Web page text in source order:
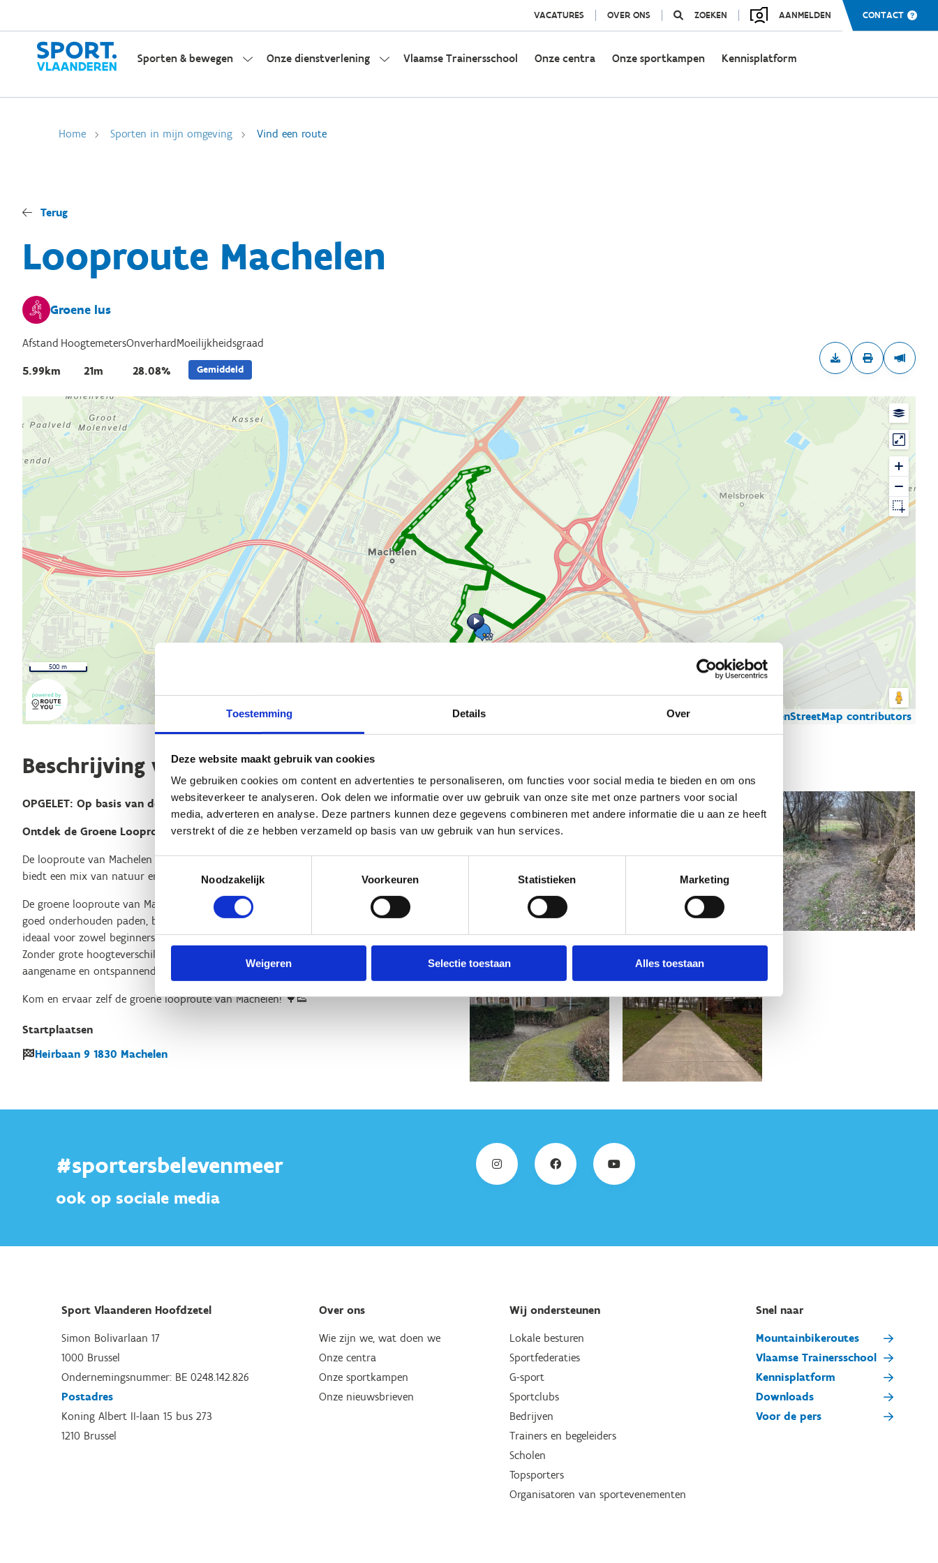
Toestemming Details Over
Deze website maakt gebruik van cookies
We gebruiken cookies om content en advertenties te personaliseren, om functies voor social media te bieden en om ons
websiteverkeer te analyseren. Ook delen we informatie over uw gebruik van onze site met onze partners voor social
media, adverteren en analyse. Deze partners kunnen deze gegevens combineren met andere informatie die u aan ze heeft
verstrekt of die ze hebben verzameld op basis van uw gebruik van hun services.
Noodzakelijk
Voorkeuren Statistieken Marketing
Weigeren Selectie toestaan Alles toestaan
VACATURES OVER ONS ZOEKEN AANMELDEN CONTACT
Sporten & bewegen Onze dienstverlening Vlaamse Trainersschool Onze centra Onze sportkampen Kennisplatform
Home Sporten in mijn omgeving Vind een route
Terug
Looproute Machelen
Groene lus
Afstand
5.99km
Hoogtemeters
21m
Onverhard
28.08%
Moeilijkheidsgraad
Gemiddeld
© Thunderforest © OpenStreetMap contributors
500 m
Beschrijving van de route
OPGELET: Op basis van de signalisatie kan je deze lus momenteel niet lopen.
Ontdek de Groene Looproute van Machelen!
De looproute van Machelen biedt een route voor zowel hardlopers als wandelaars. Deze route
biedt een mix van natuur en stedelijke omgeving.
De groene looproute van Machelen staat bekend om zijn gemakkelijke toegankelijkheid
goed onderhouden paden, bestaande uit zowel verharde als onverharde stukken, maken het
ideaal voor zowel beginners als ervaren lopers.
Zonder grote hoogteverschillen is deze route geschikt voor iedereen die op zoek is naar een
aangename en ontspannende loopervaring.
Kom en ervaar zelf de groene looproute van Machelen! 🌳👟
Startplaatsen
Heirbaan 9 1830 Machelen
#sportersbelevenmeer
ook op sociale media
Sport Vlaanderen Hoofdzetel
Simon Bolivarlaan 17
1000 Brussel
Ondernemingsnummer: BE 0248.142.826
Postadres
Koning Albert II-laan 15 bus 273
1210 Brussel
Over ons
Wie zijn we, wat doen we
Onze centra
Onze sportkampen
Onze nieuwsbrieven
Wij ondersteunen
Lokale besturen
Sportfederaties
G-sport
Sportclubs
Bedrijven
Trainers en begeleiders
Scholen
Topsporters
Organisatoren van sportevenementen
Snel naar
Mountainbikeroutes
Vlaamse Trainersschool
Kennisplatform
Downloads
Voor de pers